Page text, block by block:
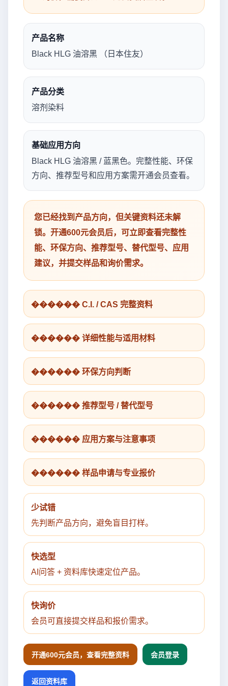
产品名称
Black HLG 油溶黑 （日本住友）
产品分类
溶剂染料
基础应用方向
Black HLG 油溶黑 / 蓝黑色。完整性能、环保
方向、推荐型号和应用方案需开通会员查看。
您已经找到产品方向，但关键资料还未解
锁。开通600元会员后，可立即查看完整性
能、环保方向、推荐型号、替代型号、应用
建议，并提交样品和询价需求。
������ C.I. / CAS 完整资料
������ 详细性能与适用材料
������ 环保方向判断
������ 推荐型号 / 替代型号
������ 应用方案与注意事项
������ 样品申请与专业报价
少试错
先判断产品方向，避免盲目打样。
快选型
AI问答 + 资料库快速定位产品。
快询价
会员可直接提交样品和报价需求。
开通600元会员，查看完整资料 会员登录
返回资料库